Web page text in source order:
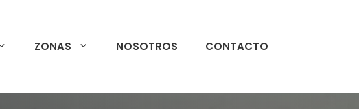
ZONAS NOSOTROS CONTACTO